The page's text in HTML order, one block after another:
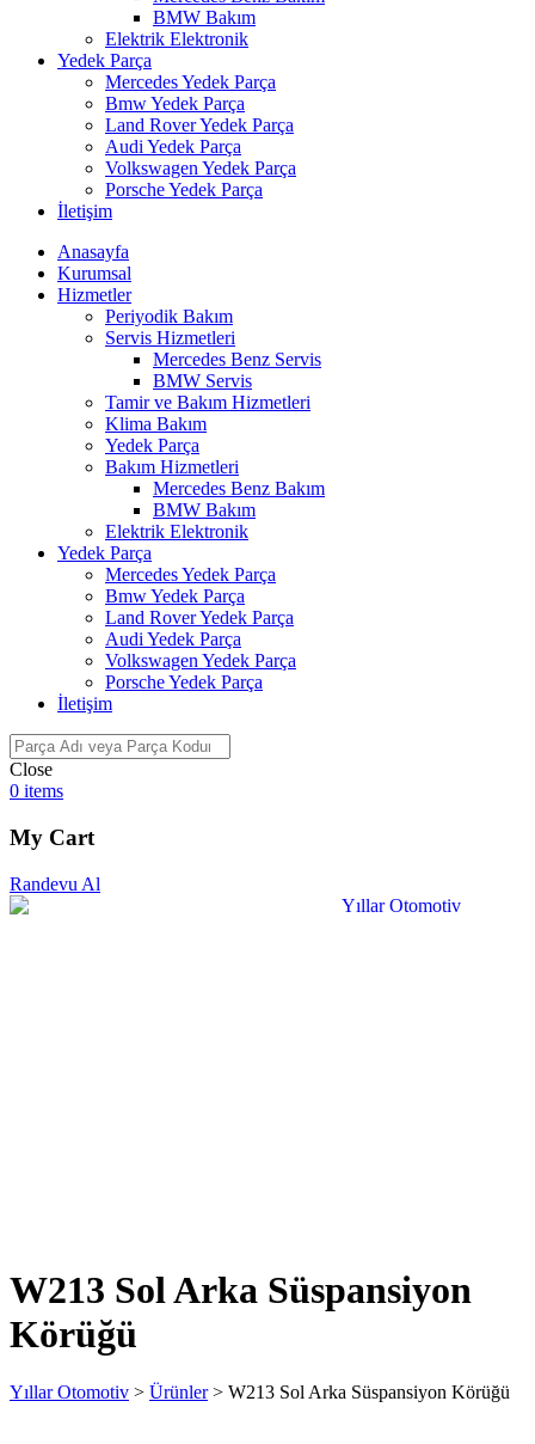
BMW Bakım
Elektrik Elektronik
Yedek Parça
Mercedes Yedek Parça
Bmw Yedek Parça
Land Rover Yedek Parça
Audi Yedek Parça
Volkswagen Yedek Parça
Porsche Yedek Parça
İletişim
Anasayfa
Kurumsal
Hizmetler
Periyodik Bakım
Servis Hizmetleri
Mercedes Benz Servis
BMW Servis
Tamir ve Bakım Hizmetleri
Klima Bakım
Yedek Parça
Bakım Hizmetleri
Mercedes Benz Bakım
BMW Bakım
Elektrik Elektronik
Yedek Parça
Mercedes Yedek Parça
Bmw Yedek Parça
Land Rover Yedek Parça
Audi Yedek Parça
Volkswagen Yedek Parça
Porsche Yedek Parça
İletişim
Close
0 items
My Cart
Randevu Al
W213 Sol Arka Süspansiyon
Körüğü
Yıllar Otomotiv > Ürünler> W213 Sol Arka Süspansiyon Körüğü